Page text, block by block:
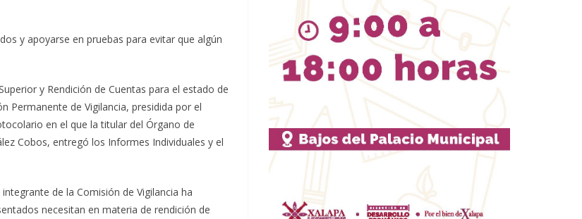
y apoyarse en pruebas para evitar que algún
y Rendición de Cuentas para el estado de
Permanente de Vigilancia, presidida por el
en el que la titular del Órgano de
Cobos, entregó los Informes Individuales y el
de la Comisión de Vigilancia ha
necesitan en materia de rendición de